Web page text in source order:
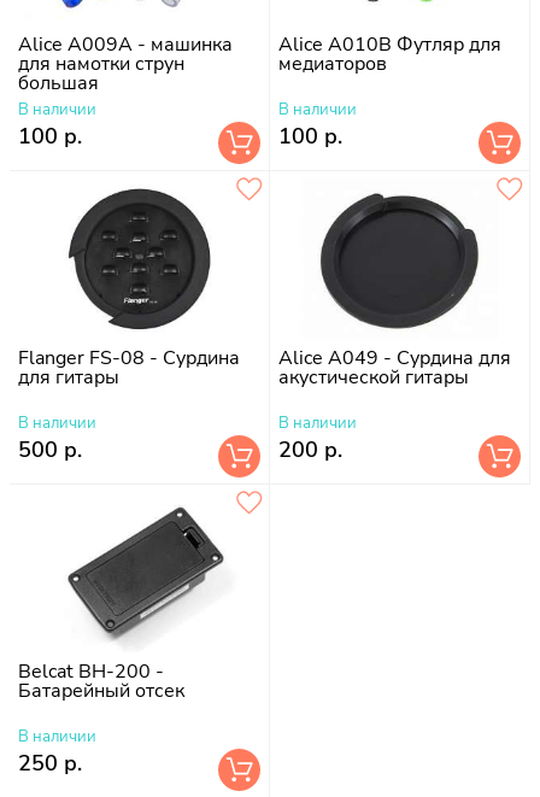
Alice A009A - машинка
для намотки струн
большая
В наличии
100 р.
Alice A010B Футляр для
медиаторов
В наличии
100 р.
Flanger FS-08 - Сурдина
для гитары
В наличии
500 р.
Alice A049 - Сурдина для
акустической гитары
В наличии
200 р.
Belcat BH-200 -
Батарейный отсек
В наличии
250 р.